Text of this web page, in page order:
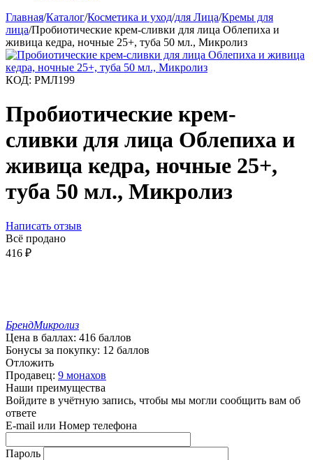
Главная/Каталог/Косметика и уход/для Лица/Кремы для
лица/Пробиотические крем-сливки для лица Облепиха и
живица кедра, ночные 25+, туба 50 мл., Микролиз
КОД: РМЛ199
Пробиотические крем-
сливки для лица Облепиха и
живица кедра, ночные 25+,
туба 50 мл., Микролиз
Написать отзыв
Всё продано
416 ₽
БрендМикролиз
Цена в баллах: 416 баллов
Бонусы за покупку: 12 баллов
Отложить
Продавец: 9 монахов
Наши преимущества
Войдите в учётную запись, чтобы мы могли сообщить вам об
ответе
E-mail или Номер телефона
Пароль